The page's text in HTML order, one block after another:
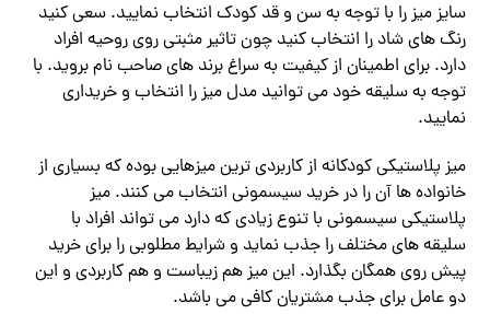
سایز میز را با توجه به سن و قد کودک انتخاب نمایید. سعی کنید
رنگ های شاد را انتخاب کنید چون تاثیر مثبتی روی روحیه افراد
دارد. برای اطمینان از کیفیت به سراغ برند های صاحب نام بروید. با
توجه به سلیقه خود می توانید مدل میز را انتخاب و خریداری
نمایید.
میز پلاستیکی کودکانه از کاربردی ترین میزهایی بوده که بسیاری از
خانواده ها آن را در خرید سیسمونی انتخاب می کنند. میز
پلاستیکی سیسمونی با تنوع زیادی که دارد می تواند افراد با
سلیقه های مختلف را جذب نماید و شرایط مطلوبی را برای خرید
پیش روی همگان بگذارد. این میز هم زیباست و هم کاربردی و این
دو عامل برای جذب مشتریان کافی می باشد.